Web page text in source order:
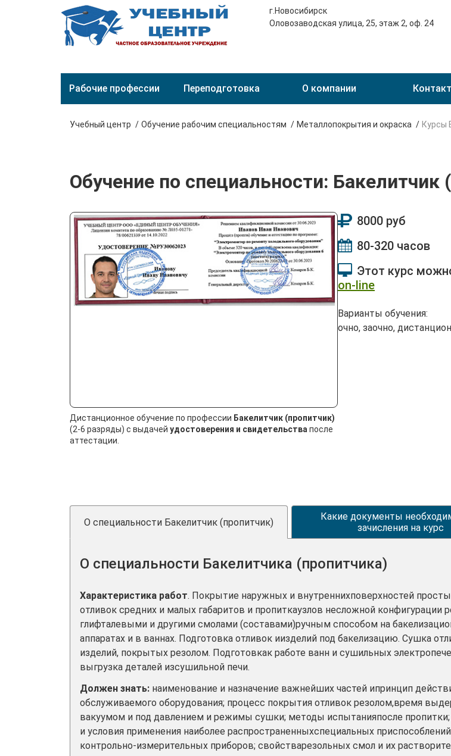
г.Новосибирск
Оловозаводская улица, 25, этаж 2, оф. 24
Рабочие профессии Переподготовка О компании
Учебный центр Обучение рабочим специальностям Металлопокрытия и окраска Курсы
Обучение по специальности: Бакелитчик
Дистанционное обучение по профессии Бакелитчик (пропитчик)
(2-6 разряды) с выдачей удостоверения и свидетельства после
аттестации.
8000 руб
80-320 часов
Этот курс
on-line
Варианты обучения:
очно, заочно,
О специальности Бакелитчик (пропитчик)
Какие документы
зачисления на курс
О специальности Бакелитчика (пропитчика)
Характеристика работ. Покрытие наружных и внутреннихповерхностей
отливок средних и малых габаритов и пропиткаузлов несложной конфигурации
глифталевыми и другими смолами (составами)ручным способом на
аппаратах и в ваннах. Подготовка отливок иизделий под бакелизацию. Сушка
изделий, покрытых резолом. Подготовкак работе ванн и сушильных
выгрузка деталей изсушильной печи.
Должен знать: наименование и назначение важнейших частей ипринцип
обслуживаемого оборудования; процесс покрытия отливок резолом,время
вакуумом и под давлением и режимы сушки; методы испытанияпосле пропитки;
и условия применения наиболее распространенныхспециальных
контрольно-измерительных приборов; свойстварезольных смол и их